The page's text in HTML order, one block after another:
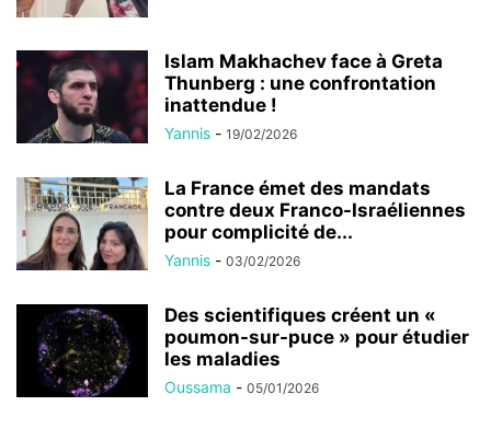
Islam Makhachev face à Greta
Thunberg : une confrontation
inattendue !
Yannis - 19/02/2026
La France émet des mandats
contre deux Franco-Israéliennes
pour complicité de...
Yannis - 03/02/2026
Des scientifiques créent un «
poumon-sur-puce » pour étudier
les maladies
Oussama - 05/01/2026